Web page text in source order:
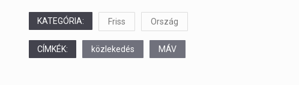
KATEGÓRIA: Friss Ország
CÍMKÉK: közlekedés MÁV